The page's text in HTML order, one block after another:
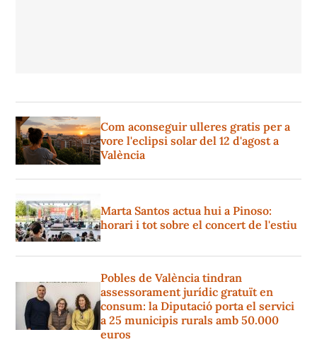
Com aconseguir ulleres gratis per a
vore l'eclipsi solar del 12 d'agost a
València
Marta Santos actua hui a Pinoso:
horari i tot sobre el concert de l'estiu
Pobles de València tindran
assessorament jurídic gratuït en
consum: la Diputació porta el servici
a 25 municipis rurals amb 50.000
euros